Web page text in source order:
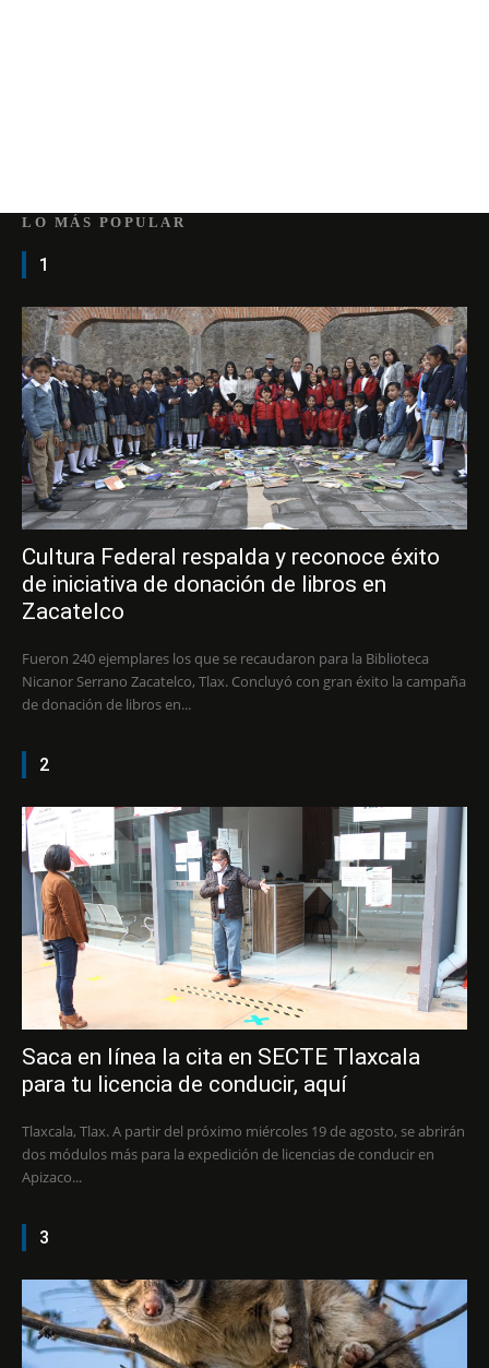
LO MÁS POPULAR
1
Cultura Federal respalda y reconoce éxito
de iniciativa de donación de libros en
Zacatelco
Fueron 240 ejemplares los que se recaudaron para la Biblioteca
Nicanor Serrano Zacatelco, Tlax. Concluyó con gran éxito la campaña
de donación de libros en...
2
Saca en línea la cita en SECTE Tlaxcala
para tu licencia de conducir, aquí
Tlaxcala, Tlax. A partir del próximo miércoles 19 de agosto, se abrirán
dos módulos más para la expedición de licencias de conducir en
Apizaco...
3